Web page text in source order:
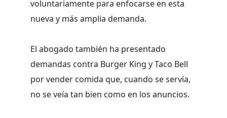
voluntariamente para enfocarse en esta
nueva y más amplia demanda.
El abogado también ha presentado
demandas contra Burger King y Taco Bell
por vender comida que, cuando se servía,
no se veía tan bien como en los anuncios.